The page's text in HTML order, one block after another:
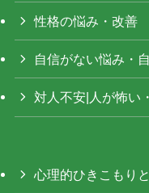
性格の悩み・改善
自信がない悩み・
対人不安|人が怖い
心理的ひきこもり